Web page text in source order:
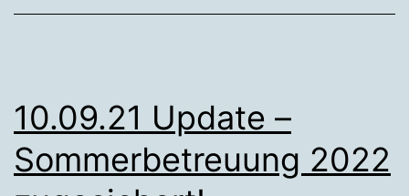
10.09.21 Update –
Sommerbetreuung 2022